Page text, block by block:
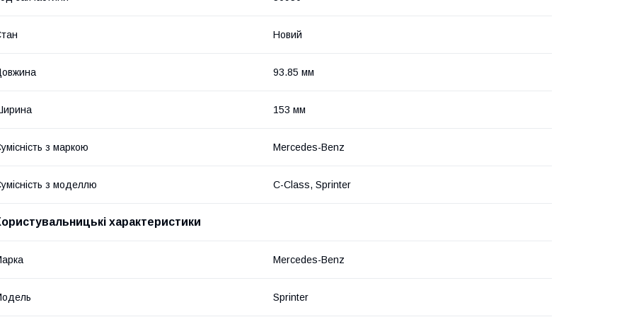
Новий
93.85 мм
153 мм
з маркою Mercedes-Benz
з моделлю C-Class, Sprinter
характеристики
Mercedes-Benz
Sprinter